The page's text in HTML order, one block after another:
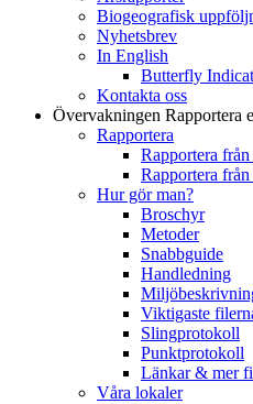
Biogeografisk
Nyhetsbrev
In English
Butterfly
Kontakta oss
Övervakningen Rapportera
Rapportera
Rapportera
Rapportera från
Hur gör man?
Broschyr
Metoder
Snabbguide
Handledning
Viktigaste
Slingprotokoll
Punktprotokoll
Länkar & mer
Våra lokaler